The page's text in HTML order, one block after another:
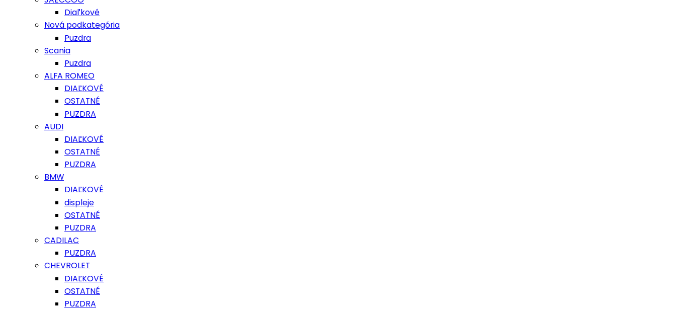
Diaľkové
Nová podkategória
Puzdra
Scania
Puzdra
ALFA ROMEO
DIAĽKOVÉ
OSTATNÉ
PUZDRA
AUDI
DIAĽKOVÉ
OSTATNÉ
PUZDRA
BMW
DIAĽKOVÉ
displeje
OSTATNÉ
PUZDRA
CADILAC
PUZDRA
CHEVROLET
DIAĽKOVÉ
OSTATNÉ
PUZDRA